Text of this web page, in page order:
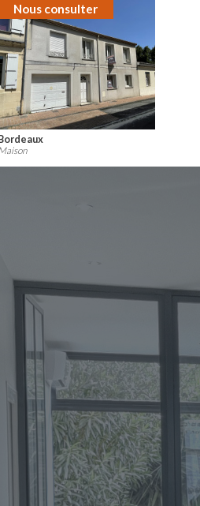
Nous consulter
Talence
Maison